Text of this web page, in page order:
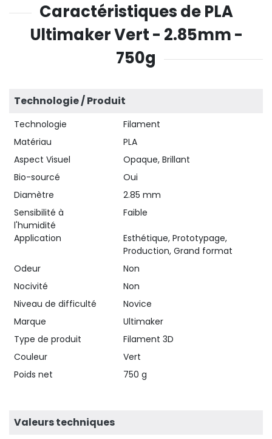
Caractéristiques de PLA
Ultimaker Vert - 2.85mm -
750g
Technologie / Produit
Technologie
Filament
Matériau
PLA
Aspect Visuel
Opaque, Brillant
Bio-sourcé
Oui
Diamètre
2.85 mm
Sensibilité à
l'humidité
Faible
Application
Esthétique, Prototypage,
Production, Grand format
Odeur
Non
Nocivité
Non
Niveau de difficulté
Novice
Marque
Ultimaker
Type de produit
Filament 3D
Couleur
Vert
Poids net
750 g
Valeurs techniques